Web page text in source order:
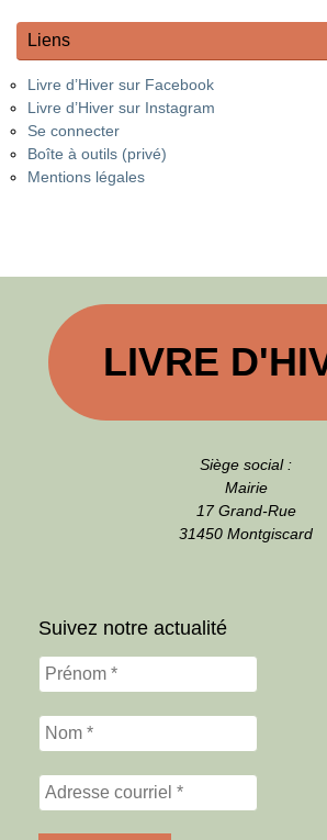
Liens
Livre d’Hiver sur Facebook
Livre d’Hiver sur Instagram
Se connecter
Boîte à outils (privé)
Mentions légales
LIVRE
Siège social :
Mairie
17 Grand-Rue
31450 Montgiscard
Suivez notre actualité